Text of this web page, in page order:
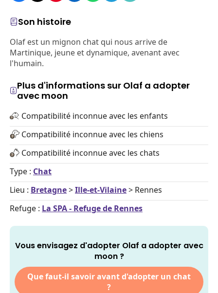
Son histoire
Olaf est un mignon chat qui nous arrive de
Martinique, jeune et dynamique, avenant avec
l'humain.
Plus d'informations sur Olaf a adopter
avec moon
Compatibilité inconnue avec les enfants
Compatibilité inconnue avec les chiens
Compatibilité inconnue avec les chats
Type : Chat
Lieu : Bretagne>Ille-et-Vilaine> Rennes
Refuge : La SPA - Refuge de Rennes
Vous envisagez d'adopter Olaf a adopter avec
moon ?
Que faut-il savoir avant d'adopter un chat
?